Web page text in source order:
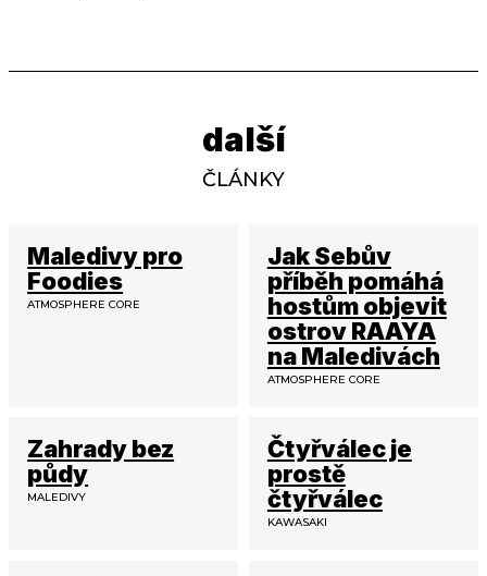
další
ČLÁNKY
Maledivy pro
Foodies
ATMOSPHERE CORE
Jak Sebův
příběh pomáhá
hostům objevit
ostrov RAAYA
na Maledivách
ATMOSPHERE CORE
Zahrady bez
půdy
MALEDIVY
Čtyřválec je
prostě
čtyřválec
KAWASAKI